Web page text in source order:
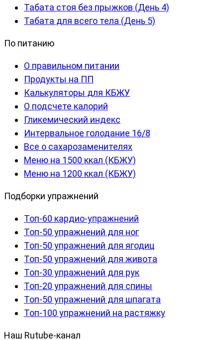
Табата стоя без прыжков (День 4)
Табата для всего тела (День 5)
По питанию
О правильном питании
Продукты на ПП
Калькуляторы для КБЖУ
О подсчете калорий
Гликемический индекс
Интервальное голодание 16/8
Все о сахарозаменителях
Меню на 1500 ккал (КБЖУ)
Меню на 1200 ккал (КБЖУ)
Подборки упражнений
Топ-60 кардио-упражнений
Топ-50 упражнений для ног
Топ-50 упражнений для ягодиц
Топ-50 упражнений для живота
Топ-30 упражнений для рук
Топ-20 упражнений для спины
Топ-50 упражнений для шпагата
Топ-100 упражнений на растяжку
Наш Rutube-канал